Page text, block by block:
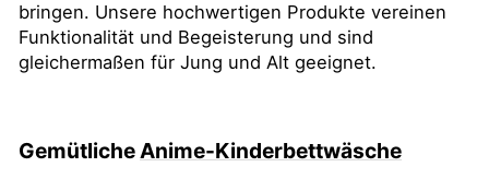
bringen. Unsere hochwertigen Produkte vereinen
Funktionalität und Begeisterung und sind
gleichermaßen für Jung und Alt geeignet.
GemütlicheAnime-Kinderbettwäsche